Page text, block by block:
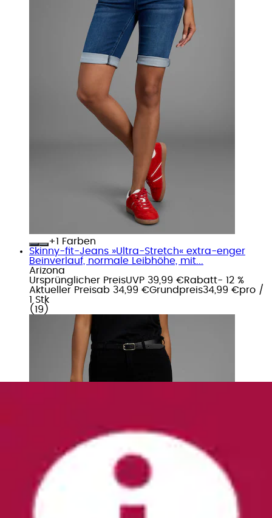
+
Farben
Skinny-fit-Jeans »Ultra-Stretch« extra-enger
Beinverlauf, normale Leibhöhe, mit...
Arizona
Ursprünglicher PreisUVP 39,99 €Rabatt- 12 %
Aktueller Preisab 34,99 €Grundpreis34,99 €pro /
1 Stk
( 19 )